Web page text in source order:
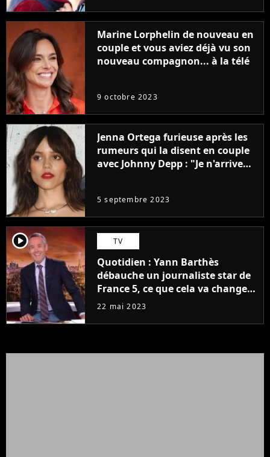
Marine Lorphelin de nouveau en
couple et vous aviez déjà vu son
nouveau compagnon... à la télé
9 octobre 2023
Jenna Ortega furieuse après les
rumeurs qui la disent en couple
avec Johnny Depp : "Je n'arrive
5 septembre 2023
player2 TV
Quotidien : Yann Barthès
débauche un journaliste star de
France 5, ce que cela va changer
à la rentrée
22 mai 2023